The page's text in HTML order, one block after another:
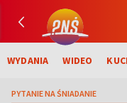
WYDANIA WIDEO
PYTANIE NA ŚNIADANIE